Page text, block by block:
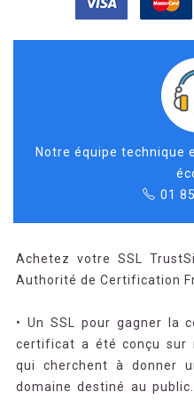
Notre équipe technique
01
Achetez votre SSL
Authorité de Certification
• Un SSL pour gagner la
certificat a été conçu sur
qui cherchent à donner
domaine destiné au